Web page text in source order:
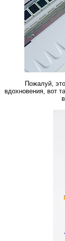
Пожалуй,
вдохновения, вот